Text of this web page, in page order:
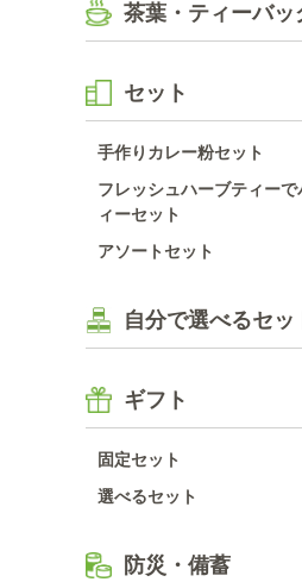
茶葉・ティーバッ
セット
手作りカレー粉セット
フレッシュハーブティーで
ィーセット
アソートセット
自分で選べるセッ
ギフト
固定セット
選べるセット
防災・備蓄